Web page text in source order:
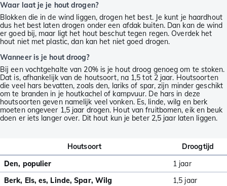
Waar laat je je hout drogen?
Blokken die in de wind liggen, drogen het best. Je kunt je haardhout
dus het best laten drogen onder een afdak buiten. Dan kan de wind
er goed bij, maar ligt het hout beschut tegen regen. Overdek het
hout niet met plastic, dan kan het niet goed drogen.
Wanneer is je hout droog?
Bij een vochtgehalte van 20% is je hout droog genoeg om te stoken.
Dat is, afhankelijk van de houtsoort, na 1,5 tot 2 jaar. Houtsoorten
die veel hars bevatten, zoals den, lariks of spar, zijn minder geschikt
om te branden in je houtkachel of kampvuur. De hars in deze
houtsoorten geven namelijk veel vonken. Es, linde, wilg en berk
moeten ongeveer 1,5 jaar drogen. Hout van fruitbomen, eik en beuk
doen er iets langer over. Dit hout kun je beter 2,5 jaar laten liggen.
Houtsoort
Droogtijd
Den, populier
1 jaar
Berk, Els, es, Linde, Spar, Wilg
1,5 jaar